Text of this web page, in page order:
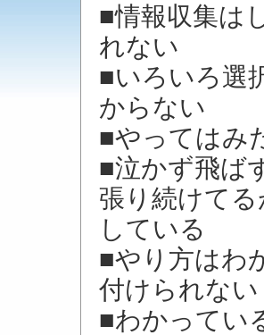
■情報収集は
れない
■いろいろ選
からない
■やってはみ
■泣かず飛ば
張り続けて
している
■やり方はわ
付けられない
■わかってい